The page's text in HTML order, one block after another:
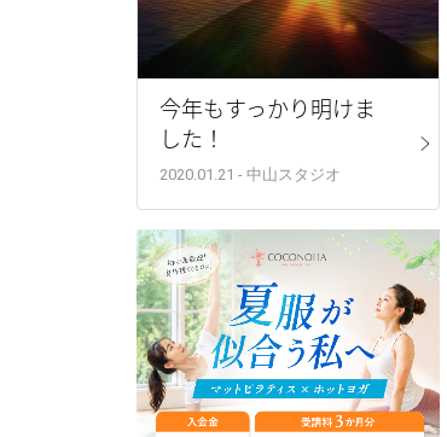
今年もすっかり明けま
した！
2020.01.21 - 中山スタジオ